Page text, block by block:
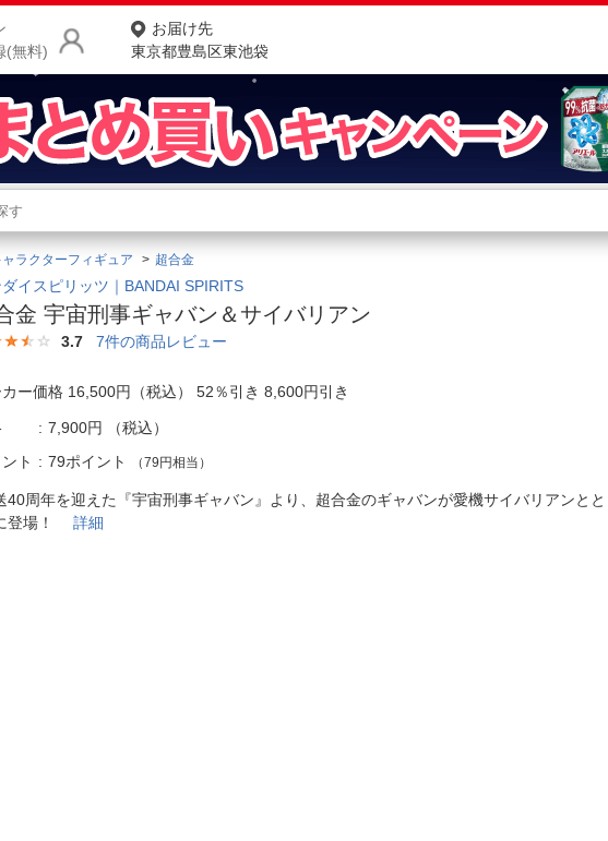
(無料)
お届け先
東京都豊島区東池袋
商品をさがす
ランキングからさがす
カテゴリ一覧からさがす
お客様サポート
ご利用ガイド
よくある質問・お問合せ
店舗サービス
ネット取り置き
ャラクターフィギュア 超合金
イスピリッツ｜BANDAI SPIRITS
金 宇宙刑事ギャバン＆サイバリアン
3.7 7件の商品レビュー
カー価格 16,500円（税込） 52％引き 8,600円引き
7,900円
（税込）
ト
79ポイント （79円相当）
40周年を迎えた『宇宙刑事ギャバン』より、超合金のギャバンが愛機サイバリアンとと
登場！詳細